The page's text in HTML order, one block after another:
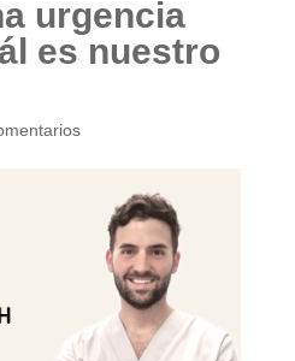
urgencia
es nuestro